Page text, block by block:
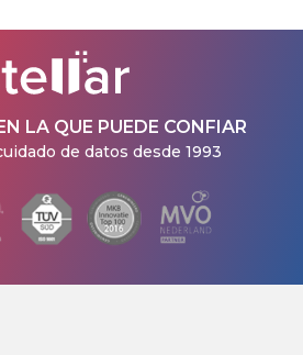
LA QUE PUEDE CONFIAR
de datos desde 1993